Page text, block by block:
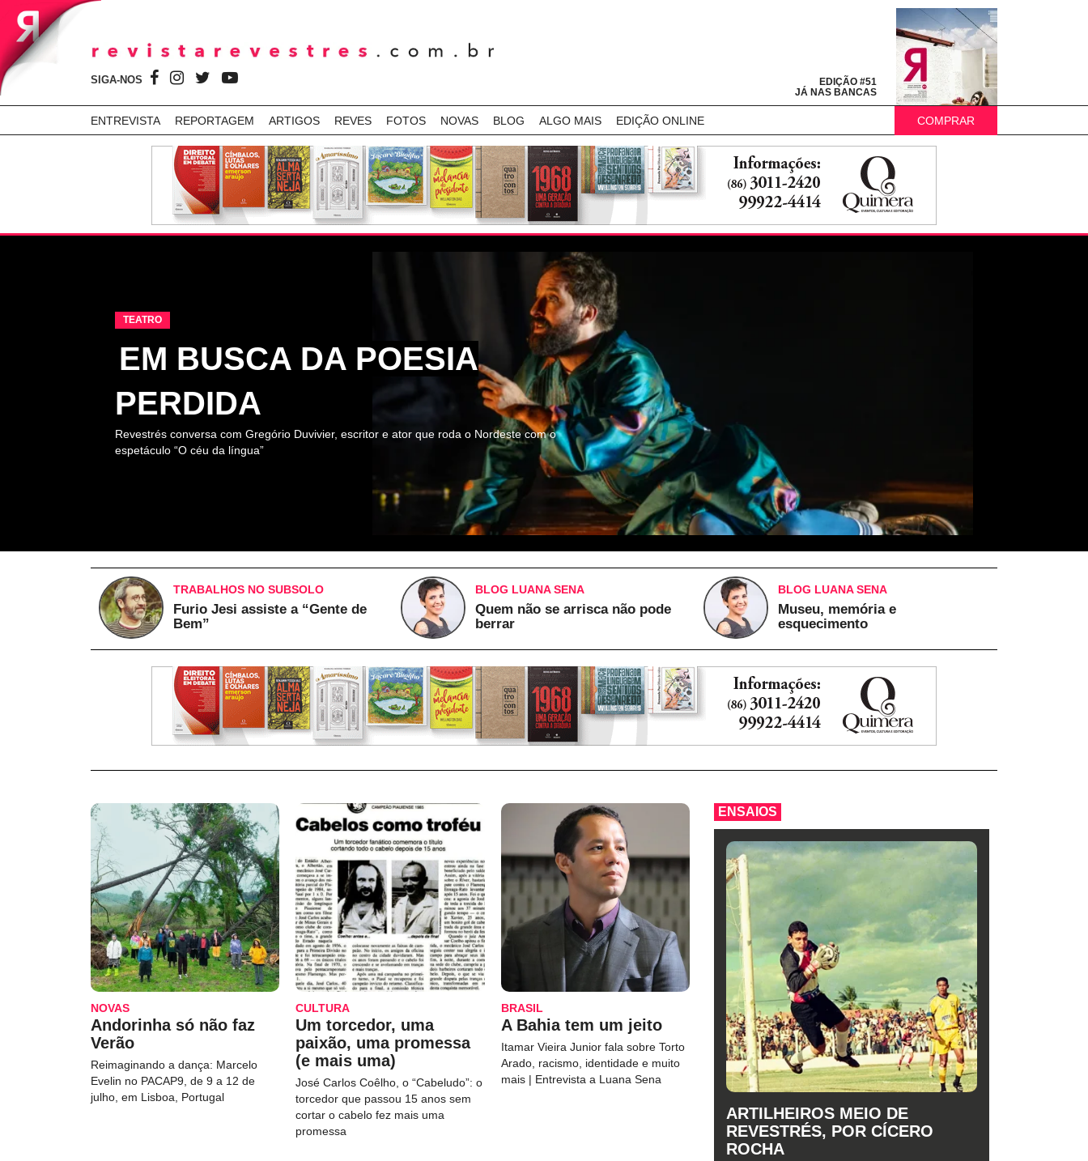
SIGA-NOS
EDIÇÃO #51
JÁ NAS BANCAS
ENTREVISTA REPORTAGEM ARTIGOS REVES FOTOS NOVAS BLOG ALGO MAIS EDIÇÃO ONLINE COMPRAR
TEATRO
EM BUSCA DA POESIA
PERDIDA
Revestrés conversa com Gregório Duvivier, escritor e ator que roda o Nordeste com o
espetáculo “O céu da língua”
TRABALHOS NO SUBSOLO
Furio Jesi assiste a “Gente de
Bem”
BLOG LUANA SENA
Quem não se arrisca não pode
berrar
BLOG LUANA SENA
Museu, memória e
esquecimento
NOVAS
Andorinha só não faz
Verão
Reimaginando a dança: Marcelo
Evelin no PACAP9, de 9 a 12 de
julho, em Lisboa, Portugal
CULTURA
Um torcedor, uma
paixão, uma promessa
(e mais uma)
José Carlos Coêlho, o “Cabeludo”: o
torcedor que passou 15 anos sem
cortar o cabelo fez mais uma
promessa
BRASIL
A Bahia tem um jeito
Itamar Vieira Junior fala sobre Torto
Arado, racismo, identidade e muito
mais | Entrevista a Luana Sena
ENSAIOS
ARTILHEIROS MEIO DE
REVESTRÉS, POR CÍCERO
ROCHA